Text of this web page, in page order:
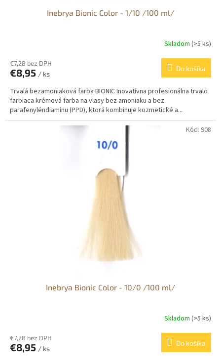
Inebrya Bionic Color - 1/10 /100 ml/
Skladom (>5 ks)
€7,28 bez DPH
€8,95 / ks
Do košíka
Trvalá bezamoniaková farba BIONIC Inovatívna profesionálna trvalo
farbiaca krémová farba na vlasy bez amoniaku a bez
parafenyléndiamínu (PPD), ktorá kombinuje kozmetické a...
Inebrya Bionic Color - 10/0 /100 ml/
Skladom (>5 ks)
€7,28 bez DPH
€8,95 / ks
Do košíka
Kód: 908